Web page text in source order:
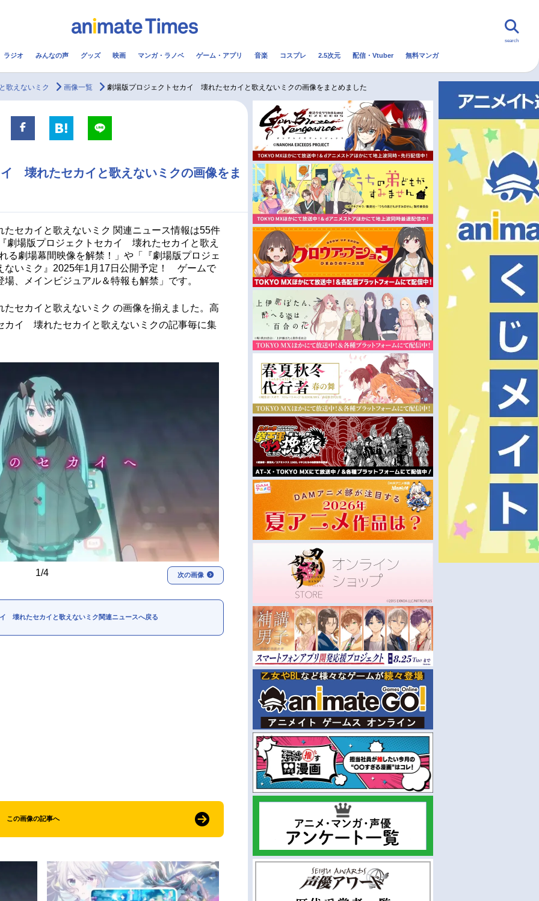
配信・Vtuber トレンド 無料マンガ
実写化映画一覧
今期アニメ曜日別一覧
春アニメ
秋アニメ
冬アニメ
FOLLOW US
search
ラジオ みんなの声 グッズ 映画 マンガ・ラノベ ゲーム・アプリ 音楽 コスプレ 2.5次元 配信・Vtuber 無料マンガ
歌えないミク 画像一覧 劇場版プロジェクトセカイ 壊れたセカイと歌えないミクの画像をまとめました
壊れたセカイと歌えないミクの画像をま
セカイと歌えないミク 関連ニュース情報は55件
劇場版プロジェクトセカイ 壊れたセカイと歌え
る劇場幕間映像を解禁！」や「『劇場版プロジェ
いミク』2025年1月17日公開予定！ ゲームで
、メインビジュアル＆特報も解禁」です。
セカイと歌えないミク の画像を揃えました。高
カイ 壊れたセカイと歌えないミクの記事毎に集
1/4 次の画像
壊れたセカイと歌えないミク関連ニュースへ戻る
この画像の記事へ